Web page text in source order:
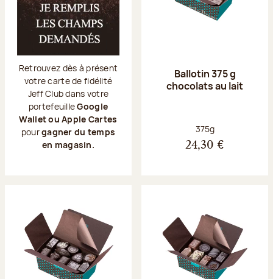
Retrouvez dès à présent
votre carte de fidélité
Jeff Club dans votre
portefeuilleGoogle
Wallet ou Apple Cartes
pourgagner du temps
en magasin.
Ballotin 375 g
chocolats au lait
Poids net :
375g
24,30 €